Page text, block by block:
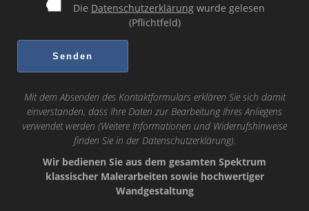
Die Datenschutzerklärung wurde gelesen
(Pflichtfeld)
Mit dem Absenden des Kontaktformulars erklären Sie sich damit
einverstanden, dass Ihre Daten zur Bearbeitung Ihres Anliegens
verwendet werden (Weitere Informationen und Widerrufshinweise
finden Sie in der Datenschutzerklärung).
Wir bedienen Sie aus dem gesamten Spektrum
klassischer Malerarbeiten sowie hochwertiger
Wandgestaltung